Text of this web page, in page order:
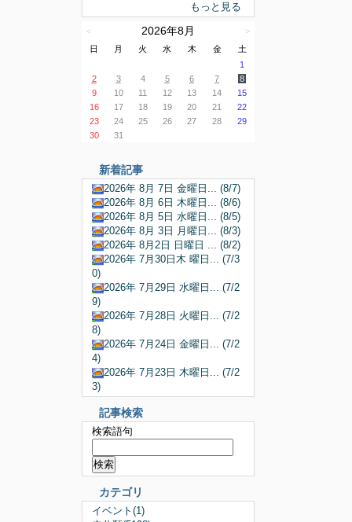
もっと見る
＜ 2026年8月
＞
日
月 火 水 木 金
土
1
2
3 4 5 6 7
8
9
10 11 12 13 14
15
16
17 18 19 20 21
22
23
24 25 26 27 28
29
30
31
新着記事
2026年 8月 7日 金曜日... (8/7)
2026年 8月 6日 木曜日... (8/6)
2026年 8月 5日 水曜日... (8/5)
2026年 8月 3日 月曜日... (8/3)
2026年 8月2日 日曜日 ... (8/2)
2026年 7月30日木 曜日... (7/3
0)
2026年 7月29日 水曜日... (7/2
9)
2026年 7月28日 火曜日... (7/2
8)
2026年 7月24日 金曜日... (7/2
4)
2026年 7月23日 木曜日... (7/2
3)
記事検索
検索語句
カテゴリ
イベント(1)